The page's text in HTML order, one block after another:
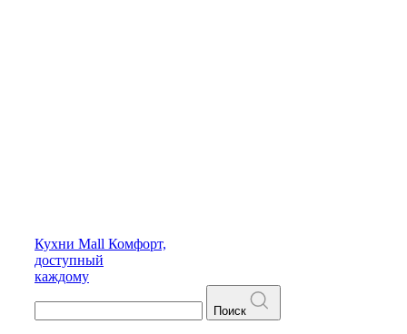
Кухни Mall Комфорт,
доступный
каждому
Поиск